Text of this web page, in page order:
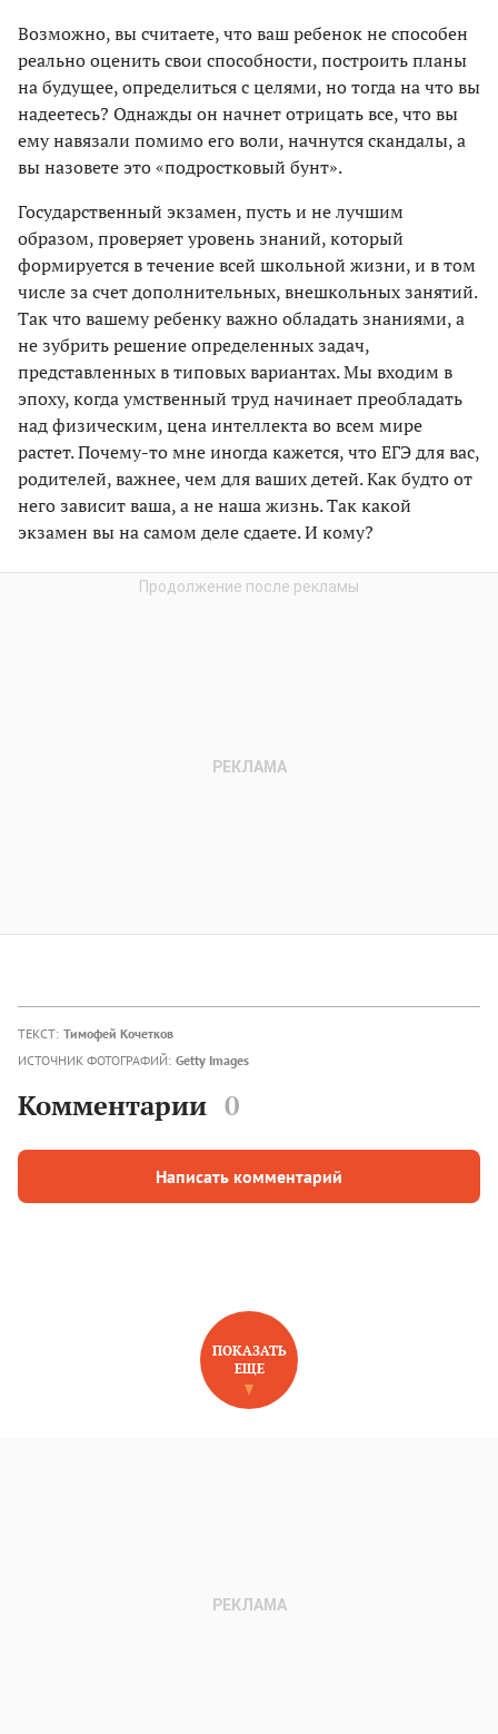
Возможно, вы считаете, что ваш ребенок не способен
реально оценить свои способности, построить планы
на будущее, определиться с целями, но тогда на что вы
надеетесь? Однажды он начнет отрицать все, что вы
ему навязали помимо его воли, начнутся скандалы, а
вы назовете это «подростковый бунт».
Государственный экзамен, пусть и не лучшим
образом, проверяет уровень знаний, который
формируется в течение всей школьной жизни, и в том
числе за счет дополнительных, внешкольных занятий.
Так что вашему ребенку важно обладать знаниями, а
не зубрить решение определенных задач,
представленных в типовых вариантах. Мы входим в
эпоху, когда умственный труд начинает преобладать
над физическим, цена интеллекта во всем мире
растет. Почему-то мне иногда кажется, что ЕГЭ для вас,
родителей, важнее, чем для ваших детей. Как будто от
него зависит ваша, а не наша жизнь. Так какой
экзамен вы на самом деле сдаете. И кому?
ТЕКСТ: Тимофей Кочетков
ИСТОЧНИК ФОТОГРАФИЙ: Getty Images
Комментарии 0
Написать комментарий
НОВОЕ НА САЙТЕ
ПОКАЗАТЬ
ЕЩЕ